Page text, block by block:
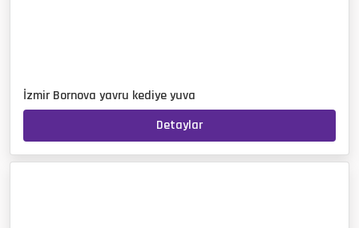
İzmir Bornova yavru kediye yuva
Detaylar